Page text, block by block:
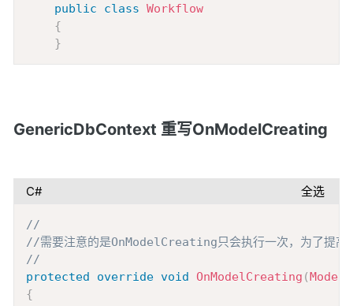
public
class Workflow
{
}
GenericDbContext 重写OnModelCreating
C# 全选
//
//需要注意的是OnModelCreating只会执行一次，为了提高
//
protected
override void OnModelCreating (
{